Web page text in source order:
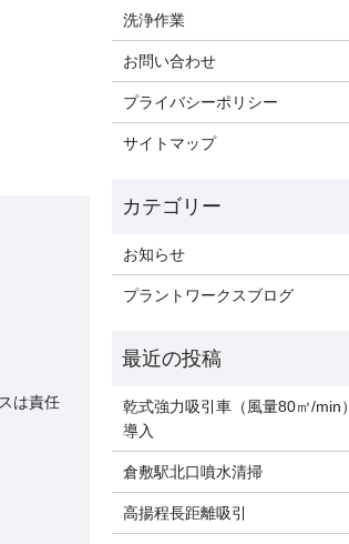
は責任
洗浄作業
お問い合わせ
プライバシーポリシー
サイトマップ
お知らせ
プラントワークスブログ
乾式強力吸引車（風量80㎥/min）
導入
倉敷駅北口噴水清掃
高揚程長距離吸引